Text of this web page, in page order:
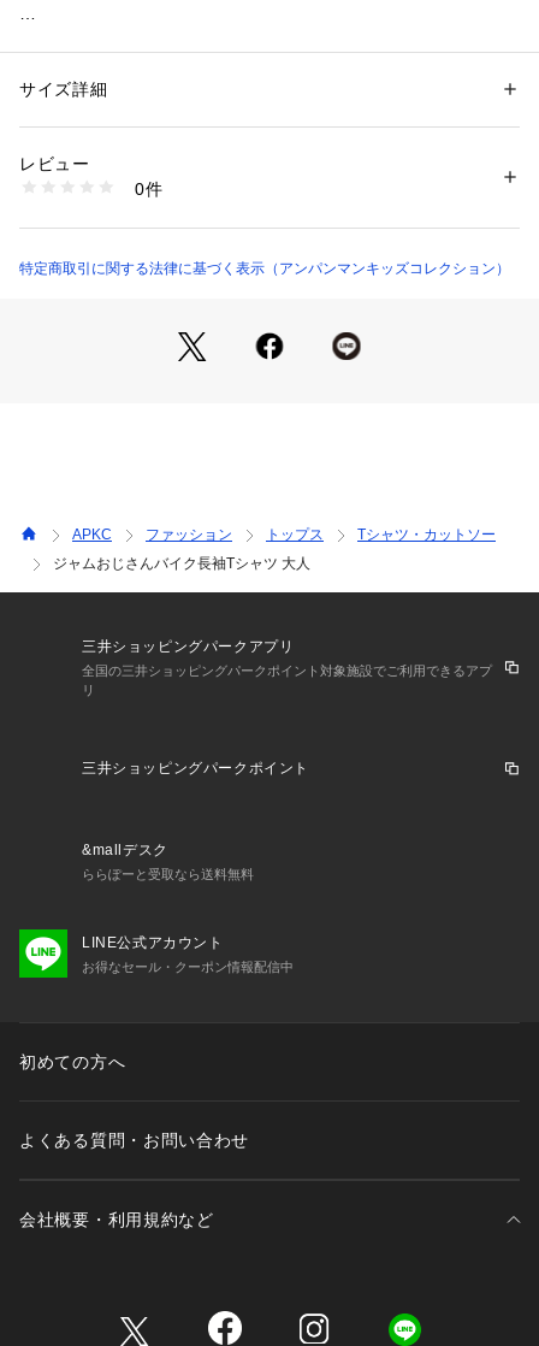
タコさんがデザインされております。
色味に拘ったシックでかっこいい長袖Tシャツです。
アンパンマンキッズコレクション】は
保育園や幼稚園で活躍するデイリー服から、
幅広く取り扱っています。
[サイズ展開］
ベビー　　：70㎝～80㎝
メンズ&レディース ：S,M,L,LL
（C）やなせたかし/フレーベル館・TMS・NTV
性別：キッズ・ベビー
素材：本体：綿100％
リブ部分：綿95％、ポリウレタン5％
商品番号：4960000000685 （モール）
サイズ詳細
レビュー
0件
特定商取引に関する法律に基づく表示（アンパンマンキッズコレクション）
APKC ファッション トップス
Tシャツ・カットソー
ジャムおじさんバイク長袖Tシャツ 大人
三井ショッピングパークアプリ
全国の三井ショッピングパークポイント対象施設でご利用できるアプ
リ
三井ショッピングパークポイント
&mallデスク
ららぽーと受取なら送料無料
LINE公式アカウント
お得なセール・クーポン情報配信中
初めての方へ
よくある質問・お問い合わせ
会社概要・利用規約など